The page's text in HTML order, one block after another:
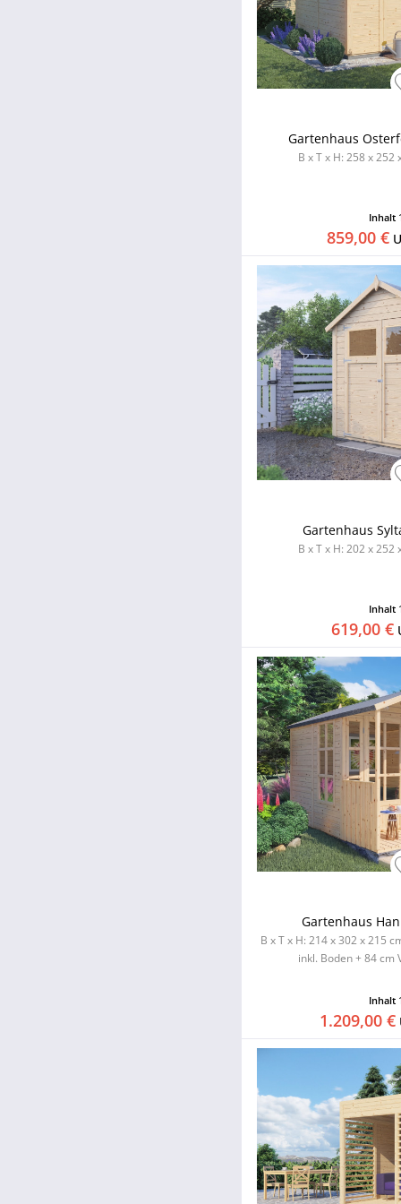
Gartenhaus
B x T x H: 258 x 252
Inhalt
859,00 €
Gartenhaus
B x T x H: 202 x 252
Inhalt
619,00 €
Gartenhaus
B x T x H: 214 x 302 x 215
inkl. Boden + 84 cm
Inhalt
1.209,00 €